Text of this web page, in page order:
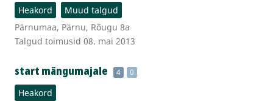
Heakord
Muud talgud
Pärnumaa, Pärnu, Rõugu 8a
Talgud toimusid 08. mai 2013
start mängumajale 4 0
Heakord